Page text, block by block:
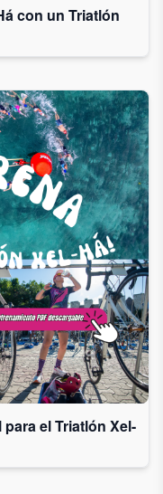
con un Triatlón
el Triatlón Xel-